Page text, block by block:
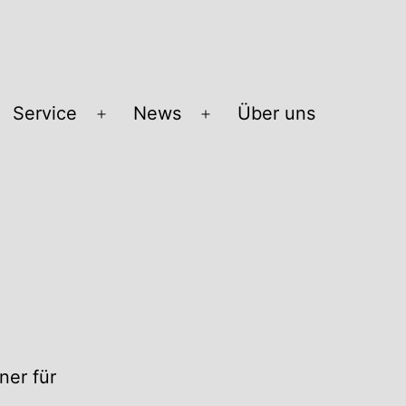
Service
Menü
News
Menü
Über uns
für